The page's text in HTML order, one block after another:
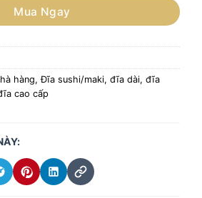
Mua Ngay
hàng,Đĩa sushi/maki, đĩa dài, đĩa
cao cấp